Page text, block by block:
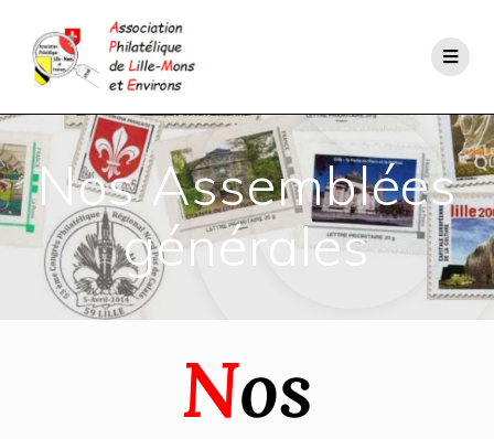
Nos Assemblées
générales
Nos